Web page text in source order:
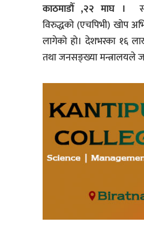
काठमाडौँ ,२२ माघ ।
विरुद्धको(एचपिभी) खोप
लागेको हो।देशभरका १६
तथाजनसङ्ख्यामन्त्रालयले